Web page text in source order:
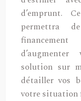
d’emprunt.
permettra
solution sur
détailler vos
votre situation